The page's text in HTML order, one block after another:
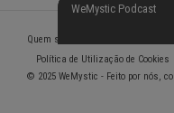
WeMystic Podcast
WeMystic Podcast
Quem somos
Política de Utilização de Cookies
© 2025 WeMystic - Feito por nós,